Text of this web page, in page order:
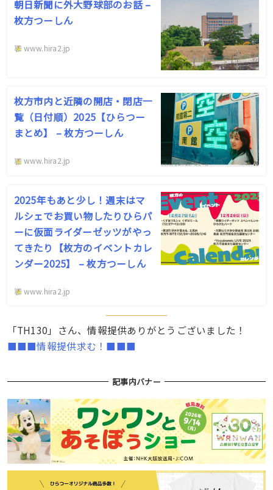
朝日新聞に外大野球部のお話 –
枚方つーしん
www.hira2.jp
枚方市内と近隣の開店・閉店一
覧（日付順）2025【ひらつー
まとめ】 – 枚方つーしん
www.hira2.jp
2025年もあと少し！週末はマ
ルシェでお買い物したりひらパ
ーに仮面ライダーゼッツがやっ
てきたり【枚方のイベントカレ
ンダー2025】 – 枚方つーしん
www.hira2.jp
「TH130」さん、情報提供ありがとうございました！
■■■情報提供求む！■■■
記事内バナー